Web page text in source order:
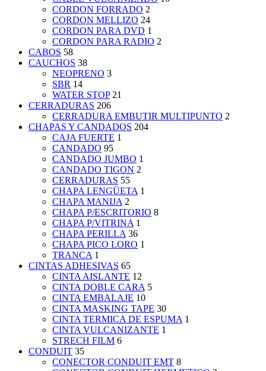
CORDON FORRADO 2
CORDON MELLIZO 24
CORDON PARA DVD 1
CORDON PARA RADIO 2
CABOS 58
CAUCHOS 38
NEOPRENO 3
SBR 14
WATER STOP 21
CERRADURAS 206
CERRADURA EMBUTIR MULTIPUNTO 2
CHAPAS Y CANDADOS 204
CAJA FUERTE 1
CANDADO 95
CANDADO JUMBO 1
CANDADO TIGON 2
CERRADURAS 55
CHAPA LENGÜETA 1
CHAPA MANIJA 2
CHAPA P/ESCRITORIO 8
CHAPA P/VITRINA 1
CHAPA PERILLA 36
CHAPA PICO LORO 1
TRANCA 1
CINTAS ADHESIVAS 65
CINTA AISLANTE 12
CINTA DOBLE CARA 5
CINTA EMBALAJE 10
CINTA MASKING TAPE 30
CINTA TERMICA DE ESPUMA 1
CINTA VULCANIZANTE 1
STRECH FILM 6
CONDUIT 35
CONECTOR CONDUIT EMT 8